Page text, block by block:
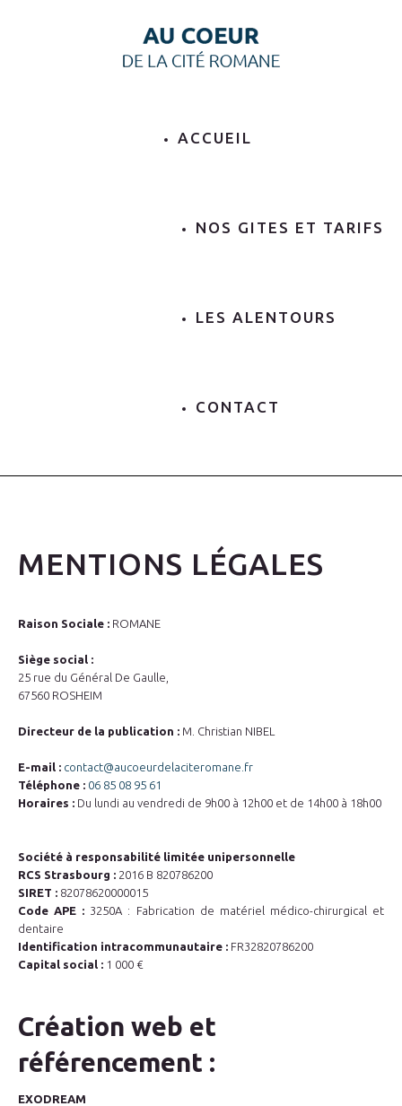
ACCUEIL
NOS GITES ET TARIFS
LES ALENTOURS
CONTACT
MENTIONS LÉGALES
Raison Sociale : ROMANE
Siège social :
25 rue du Général De Gaulle,
67560 ROSHEIM
Directeur de la publication : M. Christian NIBEL
E-mail : contact@aucoeurdelaciteromane.fr
Téléphone : 06 85 08 95 61
Horaires : Du lundi au vendredi de 9h00 à 12h00 et de 14h00 à 18h00
Société à responsabilité limitée unipersonnelle
RCS Strasbourg : 2016 B 820786200
SIRET : 82078620000015
Code APE : 3250A : Fabrication de matériel médico-chirurgical et
dentaire
Identification intracommunautaire : FR32820786200
Capital social : 1 000 €
Création web et
référencement :
EXODREAM